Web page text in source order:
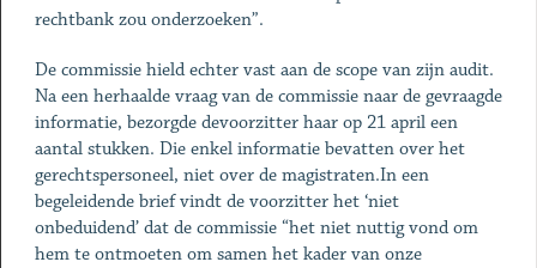
rechtbank zou onderzoeken”.
De commissie hield echter vast aan de scope van zijn audit.
Na een herhaalde vraag van de commissie naar de gevraagde
informatie, bezorgde devoorzitter haar op 21 april een
aantal stukken. Die enkel informatie bevatten over het
gerechtspersoneel, niet over de magistraten.In een
begeleidende brief vindt de voorzitter het ‘niet
onbeduidend’ dat de commissie “het niet nuttig vond om
hem te ontmoeten om samen het kader van onze